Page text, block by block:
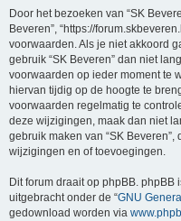
Door het bezoeken van “SK
Beveren”, “https://
voorwaarden. Als je niet akkoord
gebruik “SK Beveren” dan niet
voorwaarden op ieder moment te
hiervan tijdig op de hoogte te
voorwaarden regelmatig te
deze wijzigingen, maak dan niet
gebruik maken van “SK
wijzigingen en of toevoegingen.
Dit forum draait op phpBB.
uitgebracht onder de “GNU
gedownload worden via